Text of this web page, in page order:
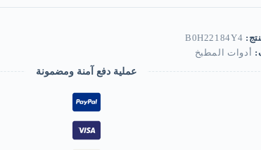
B0H22184Y4
أدوات المطبخ
عملية دفع آمنة ومضمونة